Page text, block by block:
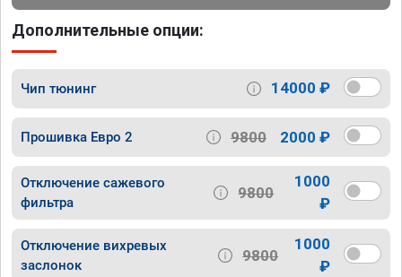
Дополнительные опции:
Чип тюнинг 14000 ₽
Прошивка Евро 2 9800 2000 ₽
Отключение сажевого
фильтра
9800
1000
₽
Отключение вихревых
заслонок
9800
1000
₽